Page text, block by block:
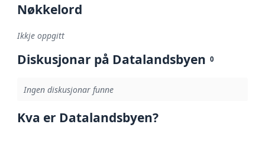
Nøkkelord
Ikkje oppgitt
Diskusjonar på Datalandsbyen 0
Ingen diskusjonar funne
Kva er Datalandsbyen?